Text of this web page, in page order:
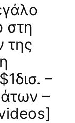
στη
της
–
–